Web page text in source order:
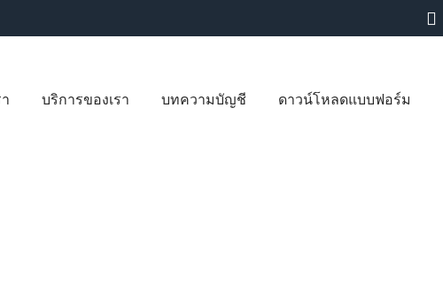
บริการของเรา บทความบัญชี ดาวน์โหลดแบบฟอร์ม